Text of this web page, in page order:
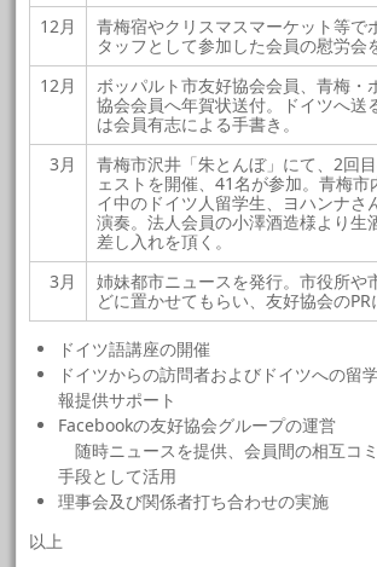
12月
青梅宿やクリスマスマーケット等で
タッフとして参加した会員の慰労会
12月
ボッパルト市友好協会会員、青梅・
協会会員へ年賀状送付。ドイツへ送
は会員有志による手書き。
3月
青梅市沢井「朱とんぼ」にて、2回
ェストを開催、41名が参加。青梅市
イ中のドイツ人留学生、ヨハンナさ
演奏。法人会員の小澤酒造様より生
差し入れを頂く。
3月
姉妹都市ニュースを発行。市役所や
どに置かせてもらい、友好協会のPR
ドイツ語講座の開催
ドイツからの訪問者およびドイツへの留
報提供サポート
Facebookの友好協会グループの運営
随時ニュースを提供、会員間の相互コ
手段として活用
理事会及び関係者打ち合わせの実施
以上